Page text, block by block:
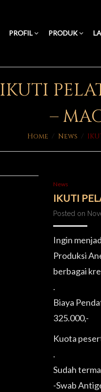
PROFIL PRODUK
IKUTI
–
Home / News /
News
IKUTI
Posted on
Ingin
Produksi
berbagai
.
Biaya
325.000,-
Kuota
.
Sudah
-Swab